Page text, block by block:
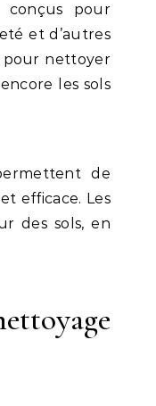
conçus pour
et d’autres
pour nettoyer
les sols
de
efficace. Les
des sols, en